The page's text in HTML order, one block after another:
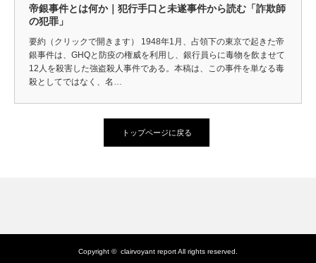
帝銀事件とは何か｜犯行手口と未遂事件から読む「詐欺師
の犯罪」
要約（クリックで開きます） 1948年1月、占領下の東京で起きた帝
銀事件は、GHQと防疫の権威を利用し、銀行員らに毒物を飲ませて
12人を殺害した強盗殺人事件である。本稿は、この事件を単なる毒
殺としてではなく、名…
トップページに戻る
Copyright © clairvoyant reportAll rights reserved.